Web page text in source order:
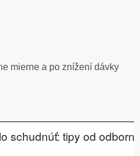
mierne a po znížení dávky